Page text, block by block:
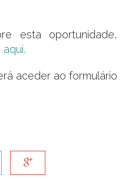
esta oportunidade,
aqui.
aceder ao formulário